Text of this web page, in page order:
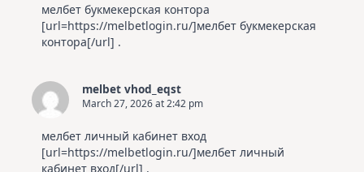
мелбет букмекерская контора
[url=https://melbetlogin.ru/]мелбет букмекерская
контора[/url] .
melbet vhod_eqst
March 27, 2026 at 2:42 pm
мелбет личный кабинет вход
[url=https://melbetlogin.ru/]мелбет личный
кабинет вход[/url] .